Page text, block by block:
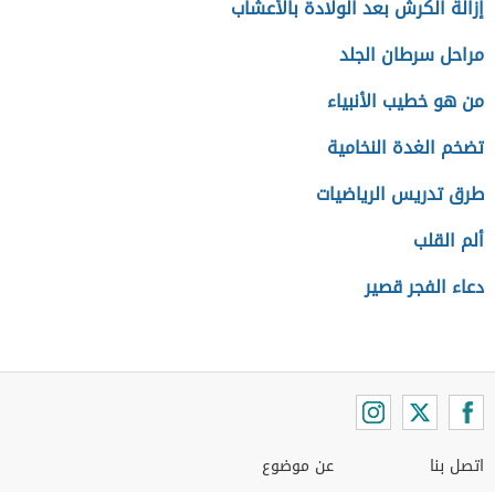
إزالة الكرش بعد الولادة بالأعشاب
مراحل سرطان الجلد
من هو خطيب الأنبياء
تضخم الغدة النخامية
طرق تدريس الرياضيات
ألم القلب
دعاء الفجر قصير
اتصل بنا عن موضوع